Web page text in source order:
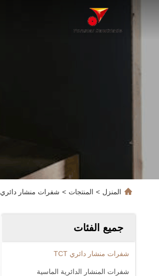
المنزل > المنتجات > شفرات منشار دائري TCT
جميع الفئات
شفرات منشار دائري TCT
شفرات المنشار الدائرية الماسية